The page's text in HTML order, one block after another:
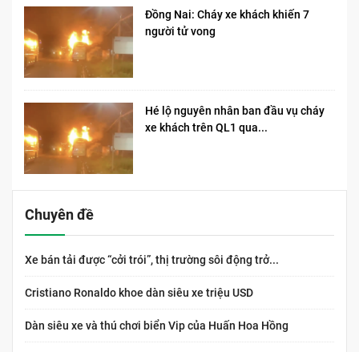
Đồng Nai: Cháy xe khách khiến 7
người tử vong​
Hé lộ nguyên nhân ban đầu vụ cháy
xe khách trên QL1 qua...
Chuyên đề
Xe bán tải được “cởi trói”, thị trường sôi động trở...
Cristiano Ronaldo khoe dàn siêu xe triệu USD
Dàn siêu xe và thú chơi biển Vip của Huấn Hoa Hồng